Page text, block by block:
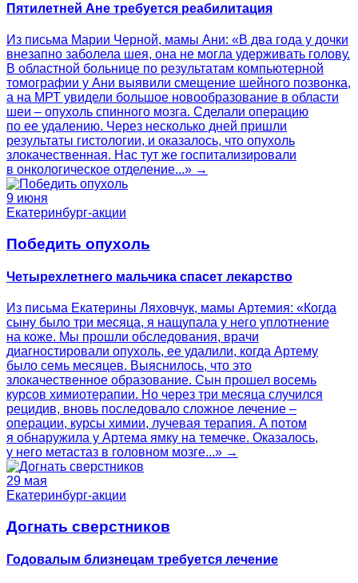
Пятилетней Ане требуется реабилитация
Из письма Марии Черной, мамы Ани: «В два года у дочки
внезапно заболела шея, она не могла удерживать голову.
В областной больнице по результатам компьютерной
томографии у Ани выявили смещение шейного позвонка,
а на МРТ увидели большое новообразование в области
шеи – опухоль спинного мозга. Сделали операцию
по ее удалению. Через несколько дней пришли
результаты гистологии, и оказалось, что опухоль
злокачественная. Нас тут же госпитализировали
в онкологическое отделение...» →
9 июня
Екатеринбург-акции
Победить опухоль
Четырехлетнего мальчика спасет лекарство
Из письма Екатерины Ляховчук, мамы Артемия: «Когда
сыну было три месяца, я нащупала у него уплотнение
на коже. Мы прошли обследования, врачи
диагностировали опухоль, ее удалили, когда Артему
было семь месяцев. Выяснилось, что это
злокачественное образование. Сын прошел восемь
курсов химиотерапии. Но через три месяца случился
рецидив, вновь последовало сложное лечение –
операции, курсы химии, лучевая терапия. А потом
я обнаружила у Артема ямку на темечке. Оказалось,
у него метастаз в головном мозге...» →
29 мая
Екатеринбург-акции
Догнать сверстников
Годовалым близнецам требуется лечение